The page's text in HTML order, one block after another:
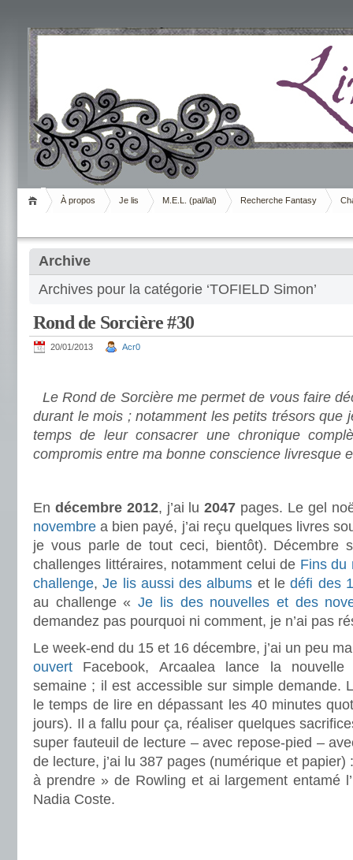
Livrement
À propos Je lis M.E.L. (pal/lal) Recherche Fantasy
Archive
Archives pour la catégorie ‘TOFIELD Simon’
Rond de Sorcière #30
20/01/2013 Acr0
Le Rond de Sorcière me permet de vous faire
durant le mois ; notamment les petits trésors que
temps de leur consacrer une chronique
compromis entre ma bonne conscience livresque
En décembre 2012, j’ai lu2047 pages. Le gel
novembre a bien payé, j’ai reçu quelques livres
je vous parle de tout ceci, bientôt). Décembre
challenges littéraires, notamment celui de Fins du
challenge,Je lis aussi des albums et ledéfi des
au challenge «Je lis des nouvelles et des
demandez pas pourquoi ni comment, je n’ai pas
Le week-end du 15 et 16 décembre, j’ai un peu
ouvert Facebook, Arcaalea lance la
semaine ; il est accessible sur simple demande.
le temps de lire en dépassant les 40 minutes
jours). Il a fallu pour ça, réaliser quelques
super fauteuil de lecture – avec repose-pied –
de lecture, j’ai lu 387 pages (numérique et papier)
à prendre » de Rowling et ai largement entamé
Nadia Coste.